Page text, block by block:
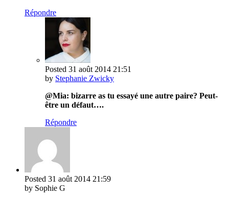
Répondre
Posted 31 août 2014 21:51
by Stephanie Zwicky
@Mia: bizarre as tu essayé une autre paire? Peut-
être un défaut….
Répondre
Posted 31 août 2014 21:59
by Sophie G